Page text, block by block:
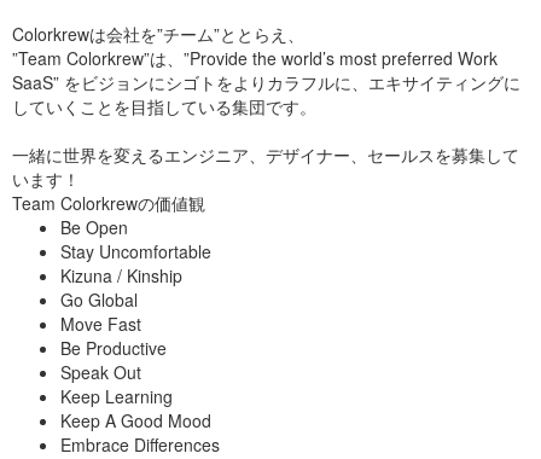
120x120.png apple-touch-icon-144x144.png
apple-touch-icon-152x152.png apple-touch-
icon.png apple-touch-icon-
precomposed.png
Colorkrewは会社を”チーム”ととらえ、
”Team Colorkrew”は、”Provide the world’s most preferred Work
SaaS” をビジョンにシゴトをよりカラフルに、エキサイティングに
していくことを目指している集団です。
一緒に世界を変えるエンジニア、デザイナー、セールスを募集して
います！
Team Colorkrewの価値観
Be Open
Stay Uncomfortable
Kizuna / Kinship
Go Global
Move Fast
Be Productive
Speak Out
Keep Learning
Keep A Good Mood
Embrace Differences